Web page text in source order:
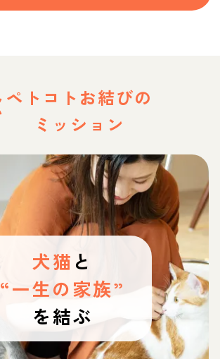
ペトコトお結びの
ミッション
犬猫 と
“一生の家族”
を結ぶ